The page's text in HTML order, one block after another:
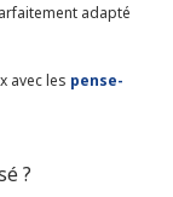
adapté
avec les pense-
?